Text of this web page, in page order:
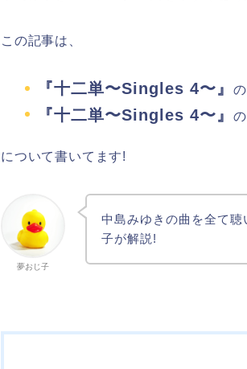
この記事は、
『十二単〜Singles 4〜』
『十二単〜Singles 4〜』
について書いてます!
夢おじ子
中島みゆきの曲を全て
子が解説!